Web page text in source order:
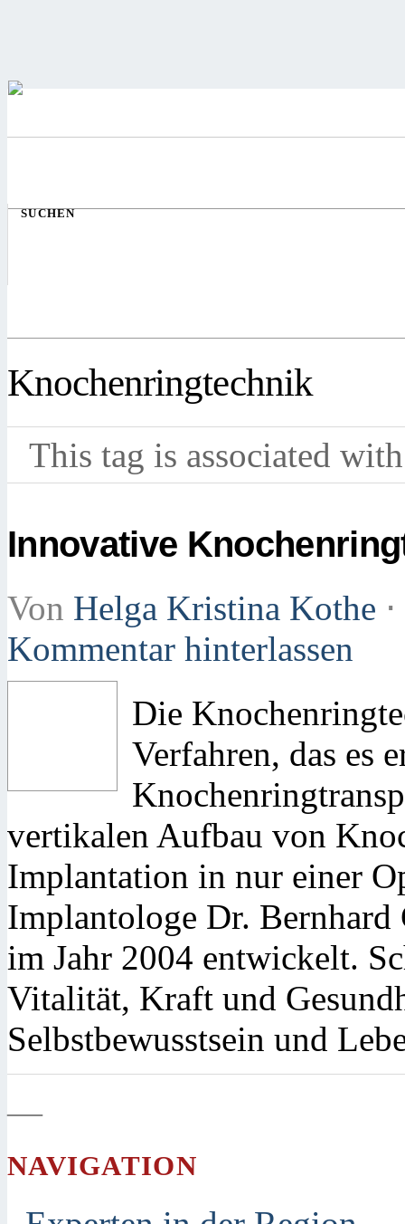
SUCHEN
Knochenringtechnik
This tag is associated
Innovative
Von Helga Kristina Kothe ⋅
Kommentar hinterlassen
Die
Verfahren, das es
vertikalen Aufbau von
Implantation in nur einer
Implantologe Dr. Bernhard
im Jahr 2004 entwickelt.
Vitalität, Kraft und
Selbstbewusstsein und
—
NAVIGATION